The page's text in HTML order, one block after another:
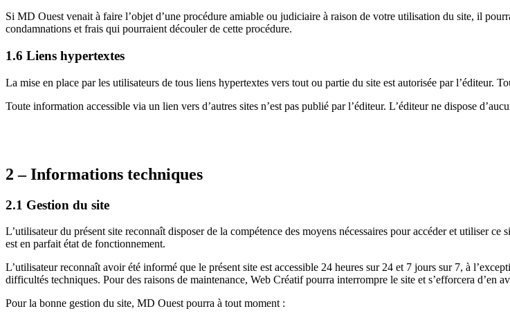
Si MD Ouest venait à faire l’objet d’une procédure amiable ou judiciaire à raison de votre utilisation du site, il
condamnations et frais qui pourraient découler de cette procédure.
1.6 Liens hypertextes
La mise en place par les utilisateurs de tous liens hypertextes vers tout ou partie du site est autorisée par l’éditeur.
Toute information accessible via un lien vers d’autres sites n’est pas publié par l’éditeur. L’éditeur ne dispose
2 – Informations techniques
2.1 Gestion du site
L’utilisateur du présent site reconnaît disposer de la compétence des moyens nécessaires pour accéder et utiliser
est en parfait état de fonctionnement.
L’utilisateur reconnaît avoir été informé que le présent site est accessible 24 heures sur 24 et 7 jours sur 7, à
difficultés techniques. Pour des raisons de maintenance, Web Créatif pourra interrompre le site et s’efforcera d’en
Pour la bonne gestion du site, MD Ouest pourra à tout moment :